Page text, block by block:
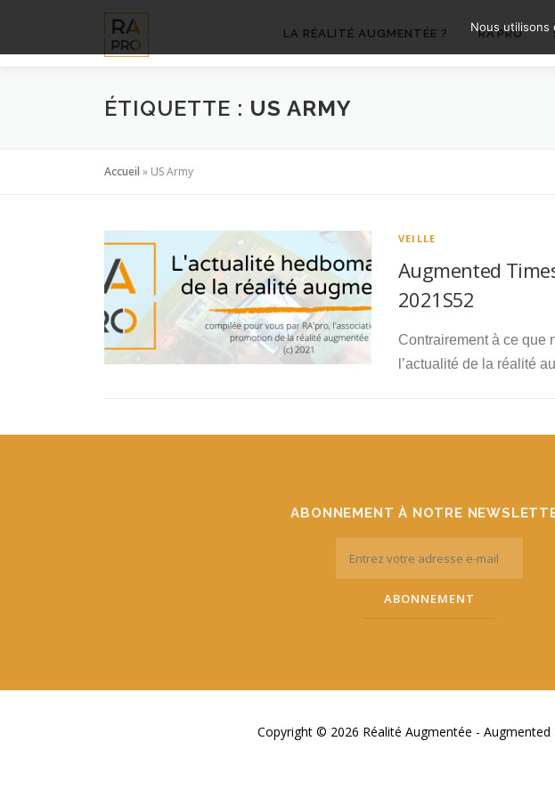
contenu
LA RÉALITÉ AUGMENTÉE ? RA’PRO
ÉTIQUETTE : US ARMY
Accueil » US Army
VEILLE
Augmented
2021S52
Contrairement à ce que
l’actualité de la réalité
ABONNEMENT À NOTRE
Copyright © 2026 Réalité Augmentée - Augmented
Nous utilisons